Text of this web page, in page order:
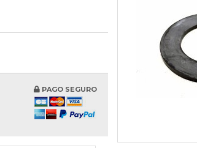
PAGO SEGURO